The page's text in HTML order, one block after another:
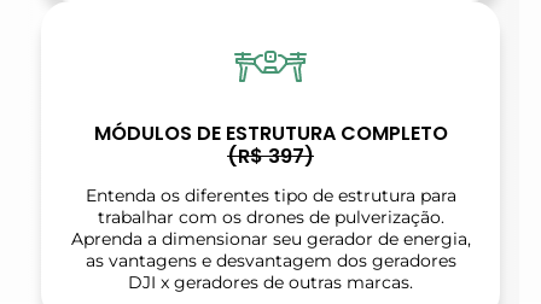
MÓDULOS DE ESTRUTURA COMPLETO
(R$ 397)
Entenda os diferentes tipo de estrutura para
trabalhar com os drones de pulverização.
Aprenda a dimensionar seu gerador de energia,
as vantagens e desvantagem dos geradores
DJI x geradores de outras marcas.